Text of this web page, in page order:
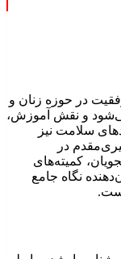
در حوزه زنان و
و نقش آموزش،
سلامت نیز
در
کمیته‌های
نگاه جامع